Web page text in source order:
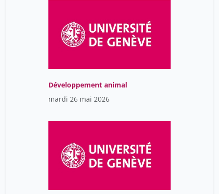
Développement animal
mardi 26 mai 2026